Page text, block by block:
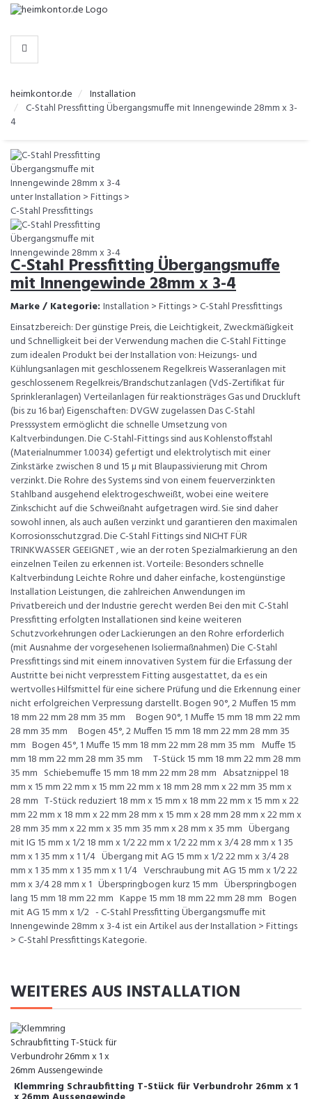
-
KATEGORIEN
heimkontor.de
Installation
C-Stahl Pressfitting Übergangsmuffe mit Innengewinde 28mm x 3-
4
C-Stahl Pressfitting Übergangsmuffe
mit Innengewinde 28mm x 3-4
Marke / Kategorie: Installation > Fittings > C-Stahl Pressfittings
Einsatzbereich: Der günstige Preis, die Leichtigkeit, Zweckmäßigkeit
und Schnelligkeit bei der Verwendung machen die C-Stahl Fittinge
zum idealen Produkt bei der Installation von: Heizungs- und
Kühlungsanlagen mit geschlossenem Regelkreis Wasseranlagen mit
geschlossenem Regelkreis/Brandschutzanlagen (VdS-Zertifikat für
Sprinkleranlagen) Verteilanlagen für reaktionsträges Gas und Druckluft
(bis zu 16 bar) Eigenschaften: DVGW zugelassen Das C-Stahl
Presssystem ermöglicht die schnelle Umsetzung von
Kaltverbindungen. Die C-Stahl-Fittings sind aus Kohlenstoffstahl
(Materialnummer 1.0034) gefertigt und elektrolytisch mit einer
Zinkstärke zwischen 8 und 15 µ mit Blaupassivierung mit Chrom
verzinkt. Die Rohre des Systems sind von einem feuerverzinkten
Stahlband ausgehend elektrogeschweißt, wobei eine weitere
Zinkschicht auf die Schweißnaht aufgetragen wird. Sie sind daher
sowohl innen, als auch außen verzinkt und garantieren den maximalen
Korrosionsschutzgrad. Die C-Stahl Fittings sind NICHT FÜR
TRINKWASSER GEEIGNET , wie an der roten Spezialmarkierung an den
einzelnen Teilen zu erkennen ist. Vorteile: Besonders schnelle
Kaltverbindung Leichte Rohre und daher einfache, kostengünstige
Installation Leistungen, die zahlreichen Anwendungen im
Privatbereich und der Industrie gerecht werden Bei den mit C-Stahl
Pressfitting erfolgten Installationen sind keine weiteren
Schutzvorkehrungen oder Lackierungen an den Rohre erforderlich
(mit Ausnahme der vorgesehenen Isoliermaßnahmen) Die C-Stahl
Pressfittings sind mit einem innovativen System für die Erfassung der
Austritte bei nicht verpresstem Fitting ausgestattet, da es ein
wertvolles Hilfsmittel für eine sichere Prüfung und die Erkennung einer
nicht erfolgreichen Verpressung darstellt. Bogen 90°, 2 Muffen 15 mm
18 mm 22 mm 28 mm 35 mm Bogen 90°, 1 Muffe 15 mm 18 mm 22 mm
28 mm 35 mm Bogen 45°, 2 Muffen 15 mm 18 mm 22 mm 28 mm 35
mm Bogen 45°, 1 Muffe 15 mm 18 mm 22 mm 28 mm 35 mm Muffe 15
mm 18 mm 22 mm 28 mm 35 mm T-Stück 15 mm 18 mm 22 mm 28 mm
35 mm Schiebemuffe 15 mm 18 mm 22 mm 28 mm Absatznippel 18
mm x 15 mm 22 mm x 15 mm 22 mm x 18 mm 28 mm x 22 mm 35 mm x
28 mm T-Stück reduziert 18 mm x 15 mm x 18 mm 22 mm x 15 mm x 22
mm 22 mm x 18 mm x 22 mm 28 mm x 15 mm x 28 mm 28 mm x 22 mm x
28 mm 35 mm x 22 mm x 35 mm 35 mm x 28 mm x 35 mm Übergang
mit IG 15 mm x 1/2 18 mm x 1/2 22 mm x 1/2 22 mm x 3/4 28 mm x 1 35
mm x 1 35 mm x 1 1/4 Übergang mit AG 15 mm x 1/2 22 mm x 3/4 28
mm x 1 35 mm x 1 35 mm x 1 1/4 Verschraubung mit AG 15 mm x 1/2 22
mm x 3/4 28 mm x 1 Überspringbogen kurz 15 mm Überspringbogen
lang 15 mm 18 mm 22 mm Kappe 15 mm 18 mm 22 mm 28 mm Bogen
mit AG 15 mm x 1/2 - C-Stahl Pressfitting Übergangsmuffe mit
Innengewinde 28mm x 3-4 ist ein Artikel aus der Installation > Fittings
> C-Stahl Pressfittings Kategorie.
WEITERES AUS INSTALLATION
Klemmring Schraubfitting T-Stück für Verbundrohr 26mm x 1